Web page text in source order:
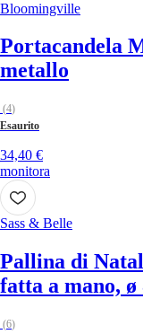
Bloomingville
Portacandela
metallo
(4)
Esaurito
34,40 €
monitora
Sass & Belle
Pallina di
fatta a mano, ø
(6)